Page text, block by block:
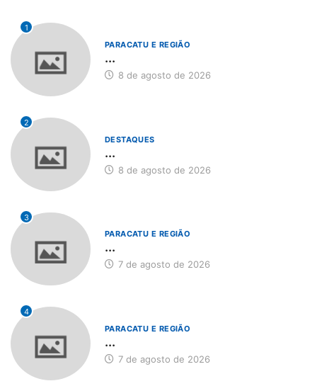
1
PARACATU E REGIÃO
...
8 de agosto de 2026
2
DESTAQUES
...
8 de agosto de 2026
3
PARACATU E REGIÃO
...
7 de agosto de 2026
4
PARACATU E REGIÃO
...
7 de agosto de 2026